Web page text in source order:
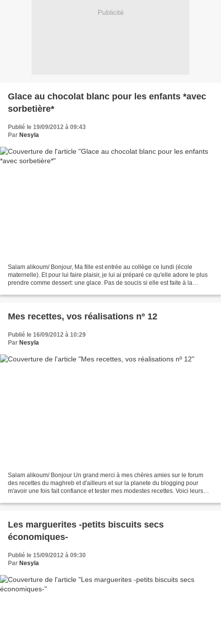
Publicité
Glace au chocolat blanc pour les enfants *avec
sorbetière*
Publié le 19/09/2012 à 09:43
Par Nesyla
Salam alikoum/ Bonjour, Ma fille est entrée au collège ce lundi (école
maternelle). Et pour lui faire plaisir, je lui ai préparé ce qu'elle adore le plus
prendre comme dessert: une glace. Pas de soucis si elle est faite à la
Mes recettes, vos réalisations nº 12
Publié le 16/09/2012 à 10:29
Par Nesyla
Salam alikoum/ Bonjour Un grand merci à mes chères amies sur le forum
des recettes du maghreb et d'ailleurs et sur la planete du blogging pour
m'avoir une fois fait confiance et tester mes modestes recettes. Voici leurs
Les marguerites -petits biscuits secs
économiques-
Publié le 15/09/2012 à 09:30
Par Nesyla